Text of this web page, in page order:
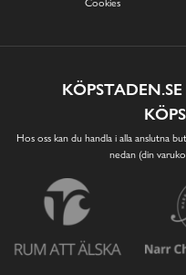
Cookies
Hos oss kan du handla i alla anslutna
nedan (din